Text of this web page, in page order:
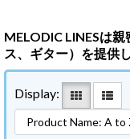
MELODIC LINESは
ス、ギター）を提供
Display: